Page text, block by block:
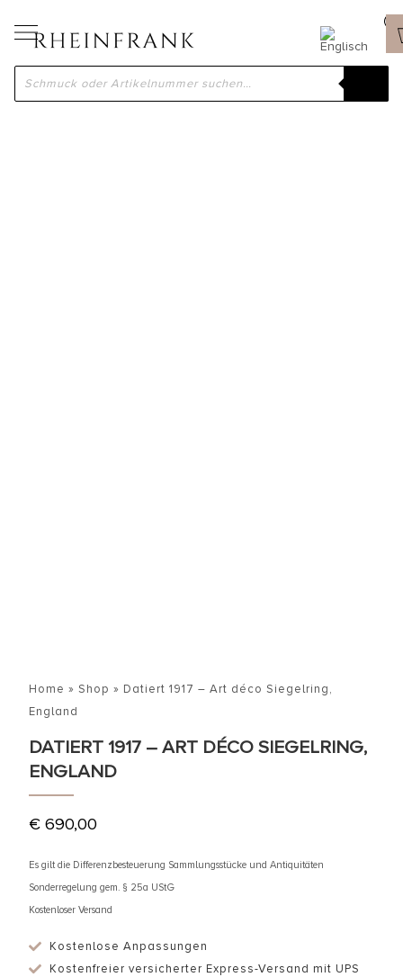
Home » Shop » Datiert 1917 – Art déco Siegelring,
England
DATIERT 1917 – ART DÉCO SIEGELRING,
ENGLAND
€ 690,00
Es gilt die Differenzbesteuerung Sammlungsstücke und Antiquitäten
Sonderregelung gem. § 25a UStG
Kostenloser Versand
Kostenlose Anpassungen
Kostenfreier versicherter Express-Versand mit UPS